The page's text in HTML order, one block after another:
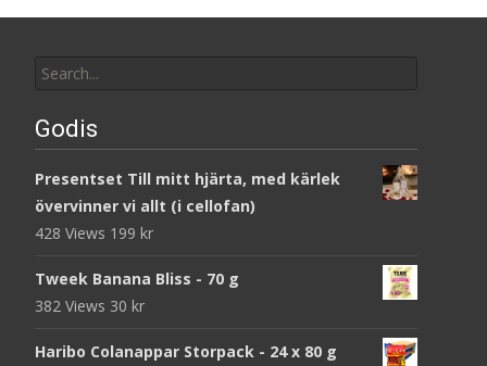
for:
Godis
Presentset Till mitt hjärta, med kärlek
övervinner vi allt (i cellofan)
428 Views 199 kr
Tweek Banana Bliss - 70 g
382 Views 30 kr
Haribo Colanappar Storpack - 24 x 80 g